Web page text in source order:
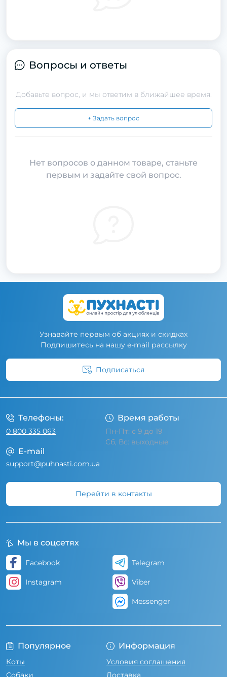
Вопросы и ответы
Добавьте вопрос, и мы ответим в ближайшее время.
+ Задать вопрос
Нет вопросов о данном товаре, станьте
первым и задайте свой вопрос.
Узнавайте первым об акциях и скидках
Подпишитесь на нашу e-mail рассылку
Подписаться
Телефоны:
0 800 335 063
Время работы
Пн-Пт: с 9 до 19
Сб, Вс: выходные
E-mail
support@puhnasti.com.ua
Перейти в контакты
Популярное
Коты
Собаки
Информация
Условия соглашения
Доставка
Мы в соцсетях
Facebook
Instagram
Telegram
Viber
Messenger